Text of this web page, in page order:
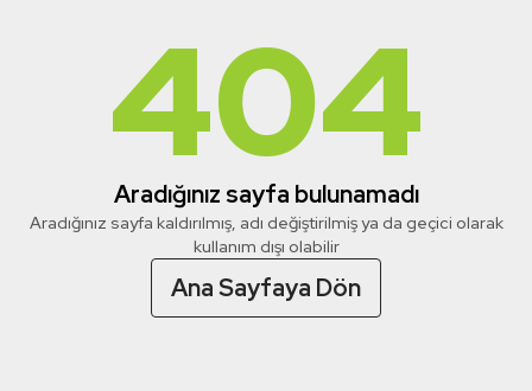
404
Aradığınız sayfa bulunamadı
Aradığınız sayfa kaldırılmış, adı değiştirilmiş ya da geçici olarak
kullanım dışı olabilir
Ana Sayfaya Dön